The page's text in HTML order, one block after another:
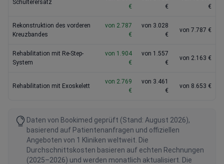
Schulterersatz
€
€
€
Rekonstruktion des vorderen
Kreuzbandes
von 2.787
€
von 3.028
€
von 7.787 €
Rehabilitation mit Re-Step-
System
von 1.904
€
von 1.557
€
von 2.163 €
Rehabilitation mit Exoskelett
von 2.769
€
von 3.461
€
von 8.653 €
Daten von Bookimed geprüft (Stand: August 2026),
basierend auf Patientenanfragen und offiziellen
Angeboten von 1 Kliniken weltweit. Die
Durchschnittskosten basieren auf echten Rechnungen
(2025–2026) und werden monatlich aktualisiert. Die